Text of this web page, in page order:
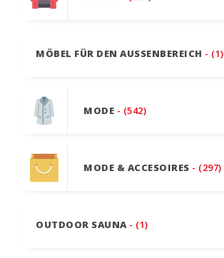
MÖBEL FÜR DEN AUSSENBEREICH - (1)
MODE - (542)
MODE & ACCESOIRES - (297)
OUTDOOR SAUNA - (1)